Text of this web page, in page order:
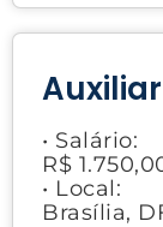
• Salário:
R$
• Local:
Brasília,